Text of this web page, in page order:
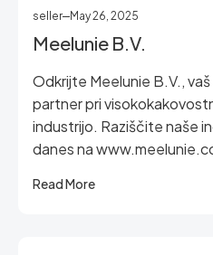
seller May 26, 2025
Meelunie B.V.
Odkrijte Meelunie B.V.,
partner pri
industrijo. Raziščite naše
danes na
Read More